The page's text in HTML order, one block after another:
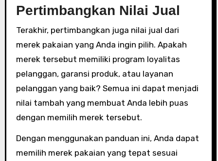
Pertimbangkan Nilai Jual
Terakhir, pertimbangkan juga nilai jual dari
merek pakaian yang Anda ingin pilih. Apakah
merek tersebut memiliki program loyalitas
pelanggan, garansi produk, atau layanan
pelanggan yang baik? Semua ini dapat menjadi
nilai tambah yang membuat Anda lebih puas
dengan memilih merek tersebut.
Dengan menggunakan panduan ini, Anda dapat
memilih merek pakaian yang tepat sesuai